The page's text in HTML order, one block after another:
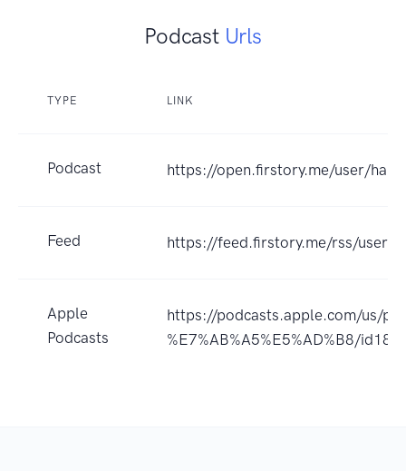
Podcast Urls
TYPE LINK
Podcast https://open.firstory.me/user/ha-
Feed https://feed.firstory.me/rss/user/
Apple
Podcasts
https://podcasts.apple.com/us/
%E7%AB%A5%E5%AD%B8/